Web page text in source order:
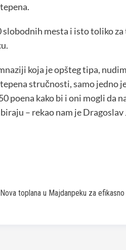
mesta i isto toliko
koja je opšteg tipa,
stručnosti, samo jedno
poena kako bi i oni mogli da
– rekao nam je Dragoslav
Nova toplana u Majdanpeku za